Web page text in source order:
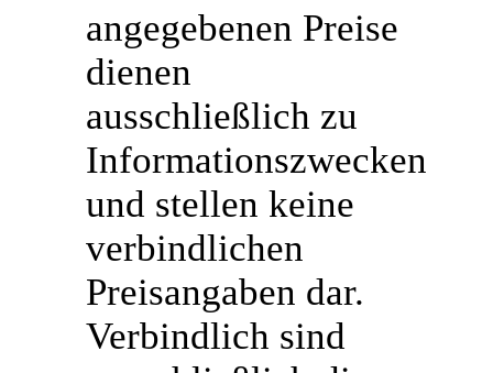
angegebenen Preise
dienen
ausschließlich zu
Informationszwecken
und stellen keine
verbindlichen
Preisangaben dar.
Verbindlich sind